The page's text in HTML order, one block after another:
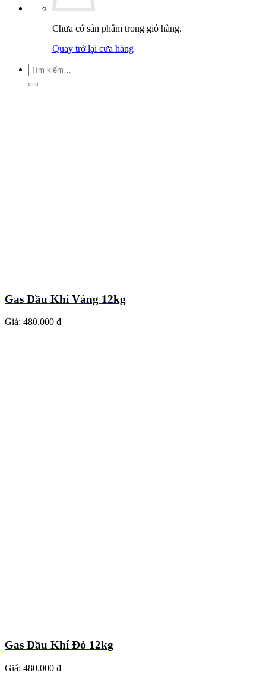
Chưa có sản phẩm trong giỏ hàng.
Quay trở lại cửa hàng
Tìm
kiếm:
Gas Dầu Khí Vàng 12kg
Giá: 480.000 ₫
Gas Dầu Khí Đỏ 12kg
Giá: 480.000 ₫